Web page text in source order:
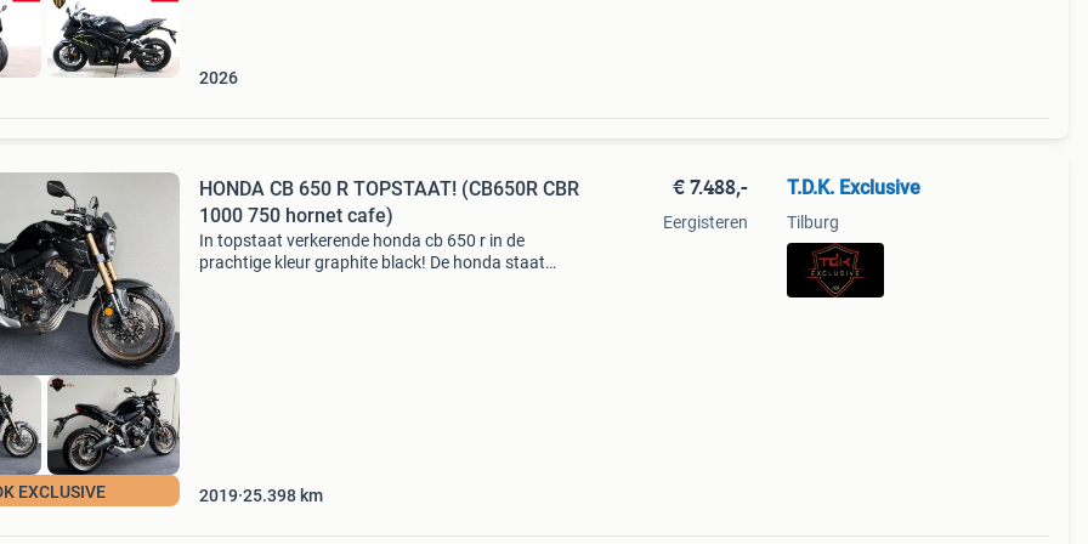
2026
EXCLUSIVE
HONDA CB 650 R TOPSTAAT! (CB650R CBR
1000 750 hornet cafe)
In topstaat verkerende honda cb 650 r in de
prachtige kleur graphite black! De honda staat
2019 25.398 km
€ 7.488,-
Eergisteren
T.D.K. Exclusive
Tilburg